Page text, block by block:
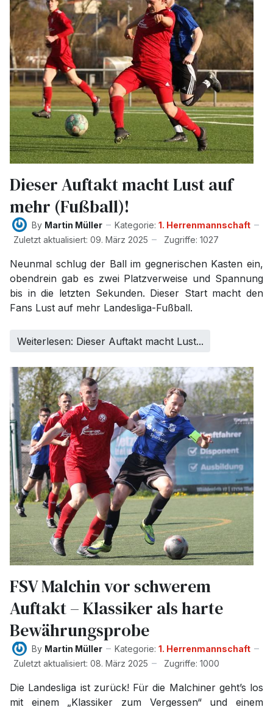
Dieser Auftakt macht Lust auf
mehr (Fußball)!
By Martin Müller Kategorie: 1. Herrenmannschaft
Zuletzt aktualisiert: 09. März 2025
Zugriffe: 1027
Neunmal schlug der Ball im gegnerischen Kasten ein,
obendrein gab es zwei Platzverweise und Spannung
bis in die letzten Sekunden. Dieser Start macht den
Fans Lust auf mehr Landesliga-Fußball.
Weiterlesen: Dieser Auftakt macht Lust...
FSV Malchin vor schwerem
Auftakt – Klassiker als harte
Bewährungsprobe
By Martin Müller Kategorie: 1. Herrenmannschaft
Zuletzt aktualisiert: 08. März 2025
Zugriffe: 1000
Die Landesliga ist zurück! Für die Malchiner geht’s los
mit einem „Klassiker zum Vergessen“ und einem